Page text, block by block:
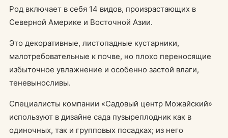
Род включает в себя 14 видов, произрастающих в
Северной Америке и Восточной Азии.
Это декоративные, листопадные кустарники,
малотребовательные к почве, но плохо переносящие
избыточное увлажнение и особенно застой влаги,
теневыносливы.
Специалисты компании «Садовый центр Можайский»
используют в дизайне сада пузыреплодник как в
одиночных, так и групповых посадках; из него